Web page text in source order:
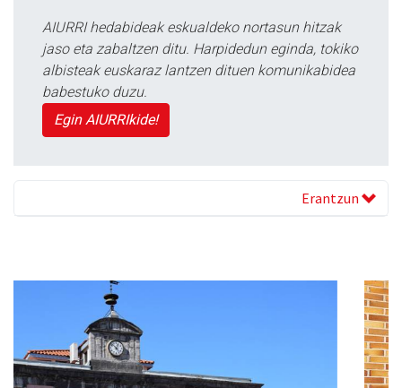
AIURRI hedabideak eskualdeko nortasun hitzak
jaso eta zabaltzen ditu. Harpidedun eginda, tokiko
albisteak euskaraz lantzen dituen komunikabidea
babestuko duzu.
Egin AIURRIkide!
Erantzun